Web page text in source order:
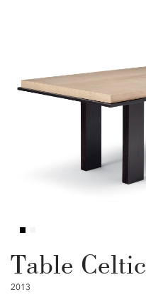
Table Celtic
2013